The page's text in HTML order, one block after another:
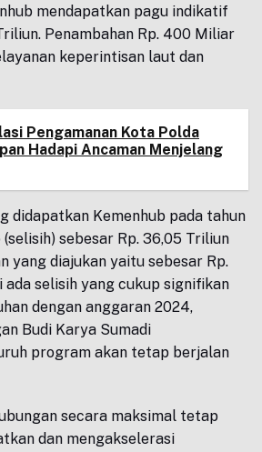
mendapatkan pagu indikatif
Penambahan Rp. 400 Miliar
keperintisan laut dan
Pengamanan Kota Polda
Hadapi Ancaman Menjelang
didapatkan Kemenhub pada tahun
sebesar Rp. 36,05 Triliun
yang diajukan yaitu sebesar Rp.
ada selisih yang cukup signifikan
dengan anggaran 2024,
Budi Karya Sumadi
program akan tetap berjalan
secara maksimal tetap
dan mengakselerasi